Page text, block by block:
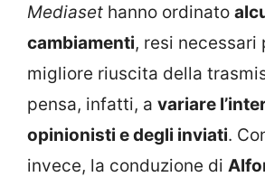
Mediaset hanno ordinato
cambiamenti, resi necessari
migliore riuscita della
pensa, infatti, a variare
opinionisti e degli inviati.
invece, la conduzione di